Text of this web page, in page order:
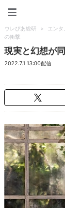
ウレぴあ総研 > エン
の衝撃
現実と幻想が
2022.7.1 13:00配信